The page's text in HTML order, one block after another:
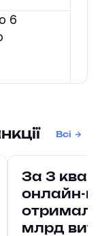
6
Всі
За 3
онлайн-
млрд